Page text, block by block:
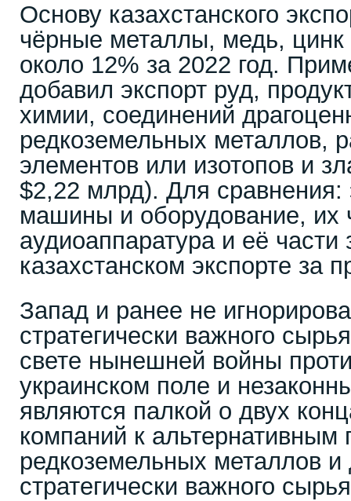
Основу казахстанского
чёрные металлы, медь, цинк
около 12% за 2022 год.
добавил экспорт руд,
химии, соединений
редкоземельных металлов,
элементов или изотопов и
$2,22 млрд). Для сравнения:
машины и оборудование, их
аудиоаппаратура и её части
казахстанском экспорте за
Запад и ранее не
стратегически важного
свете нынешней войны
украинском поле и
являются палкой о двух
компаний к альтернативным
редкоземельных металлов и
стратегически важного